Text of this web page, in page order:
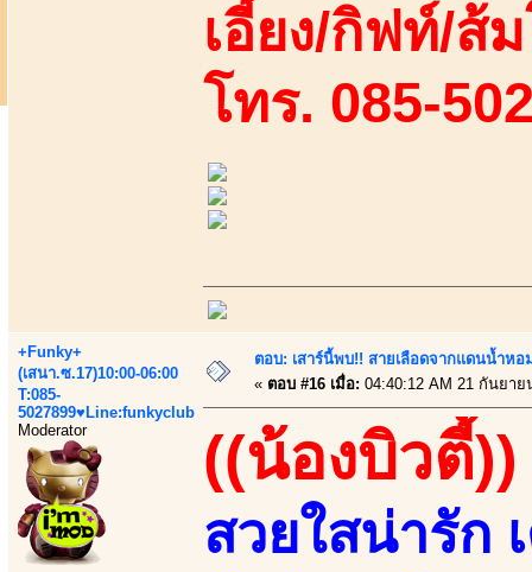
เอี้ยง/กิฟท์/ส้
โทร. 085-
+Funky+
(เสนา.ซ.17)10:00-06:00
T:085-
5027899♥Line:funkyclub
Moderator
ตอบ: เสาร์นี้พบ!! สายเลือดจากแดนน้ำห
« ตอบ #16 เมื่อ: 04:40:12 AM 21 กันยาย
((น้องบิวตี้))
สวยใสน่ารัก